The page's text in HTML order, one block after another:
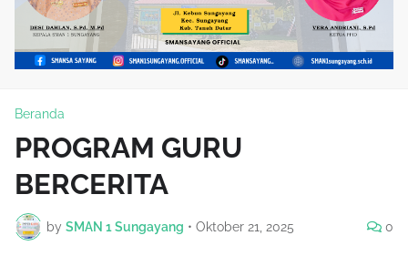
Beranda
PROGRAM GURU
BERCERITA
by SMAN 1 Sungayang • Oktober 21, 2025 0